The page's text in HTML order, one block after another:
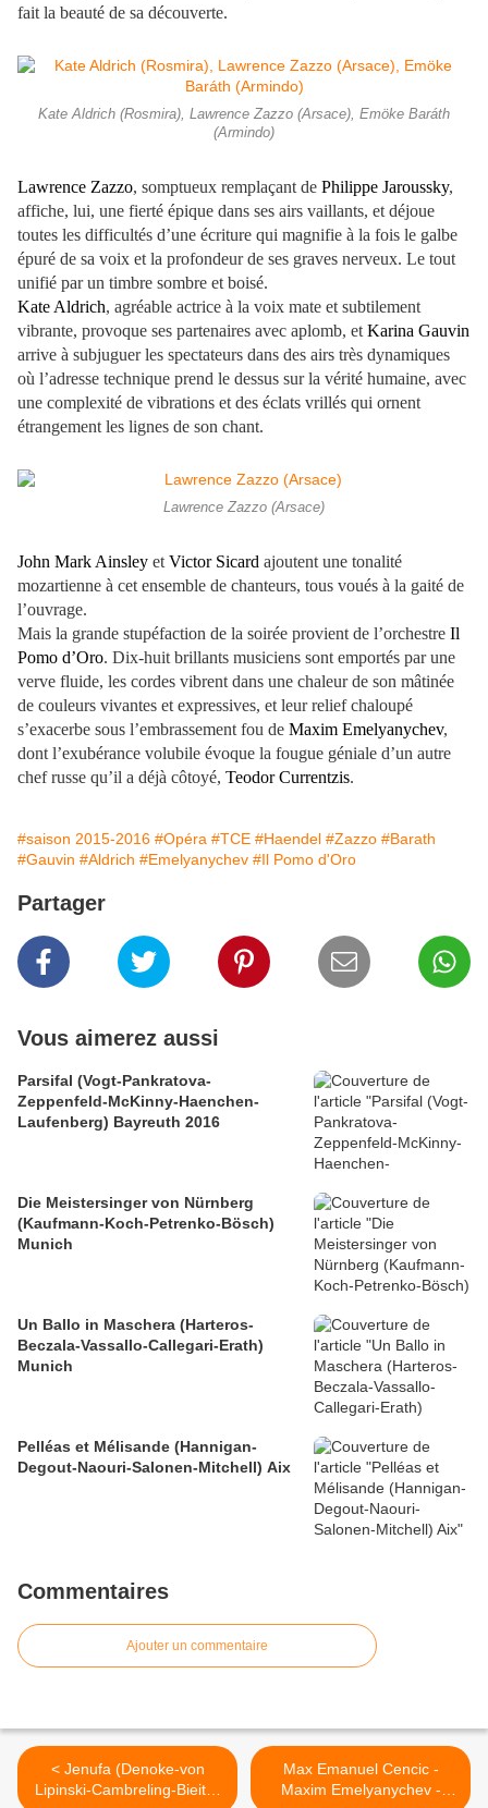
fait la beauté de sa découverte.
Kate Aldrich (Rosmira), Lawrence Zazzo (Arsace), Emöke Baráth
(Armindo)
Lawrence Zazzo, somptueux remplaçant de Philippe Jaroussky,
affiche, lui, une fierté épique dans ses airs vaillants, et déjoue
toutes les difficultés d’une écriture qui magnifie à la fois le galbe
épuré de sa voix et la profondeur de ses graves nerveux. Le tout
unifié par un timbre sombre et boisé.
Kate Aldrich, agréable actrice à la voix mate et subtilement
vibrante, provoque ses partenaires avec aplomb, et Karina Gauvin
arrive à subjuguer les spectateurs dans des airs très dynamiques
où l’adresse technique prend le dessus sur la vérité humaine, avec
une complexité de vibrations et des éclats vrillés qui ornent
étrangement les lignes de son chant.
Lawrence Zazzo (Arsace)
John Mark Ainsley et Victor Sicard ajoutent une tonalité
mozartienne à cet ensemble de chanteurs, tous voués à la gaité de
l’ouvrage.
Mais la grande stupéfaction de la soirée provient de l’orchestre Il
Pomo d’Oro. Dix-huit brillants musiciens sont emportés par une
verve fluide, les cordes vibrent dans une chaleur de son mâtinée
de couleurs vivantes et expressives, et leur relief chaloupé
s’exacerbe sous l’embrassement fou de Maxim Emelyanychev,
dont l’exubérance volubile évoque la fougue géniale d’un autre
chef russe qu’il a déjà côtoyé, Teodor Currentzis.
#saison 2015-2016 #Opéra #TCE #Haendel #Zazzo #Barath
#Gauvin #Aldrich #Emelyanychev #Il Pomo d'Oro
Partager
Vous aimerez aussi
Parsifal (Vogt-Pankratova-
Zeppenfeld-McKinny-Haenchen-
Laufenberg) Bayreuth 2016
Die Meistersinger von Nürnberg
(Kaufmann-Koch-Petrenko-Bösch)
Munich
Un Ballo in Maschera (Harteros-
Beczala-Vassallo-Callegari-Erath)
Munich
Pelléas et Mélisande (Hannigan-
Degout-Naouri-Salonen-Mitchell) Aix
Commentaires
Ajouter un commentaire
< Jenufa (Denoke-von
Lipinski-Cambreling-Bieito)
Max Emanuel Cencic -
Maxim Emelyanychev -